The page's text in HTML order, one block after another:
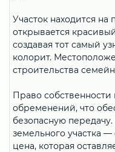
Участок находится
открывается
создавая тот самый
колорит.
строительства
Право
обременений, что
безопасную
земельного участка
цена, которая